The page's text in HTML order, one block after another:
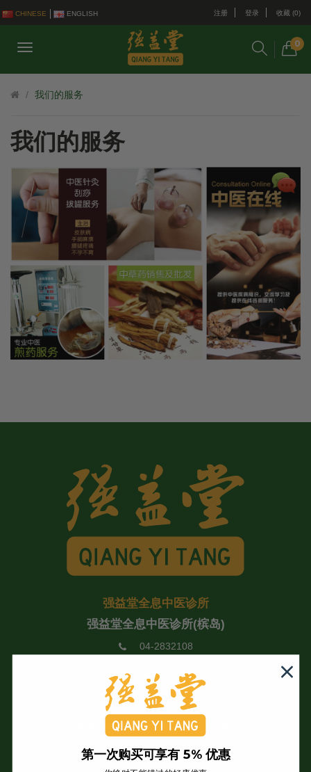
CHINESE ENGLISH 注册 登录 收藏 (0)
0
我们的服务
我们的服务
强益堂全息中医诊所
强益堂全息中医诊所(槟岛)
04-2832108
11600 Pulau Pinang.
09:30 AM - 6:00 PM
强益堂中医保健养生中心(北赖)
04-6881529
第一次购买可享有 5% 优惠